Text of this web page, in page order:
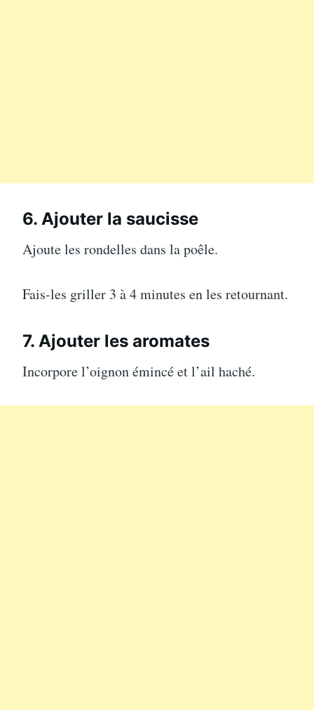
6. Ajouter la saucisse
Ajoute les rondelles dans la poêle.
Fais-les griller 3 à 4 minutes en les retournant.
7. Ajouter les aromates
Incorpore l’oignon émincé et l’ail haché.